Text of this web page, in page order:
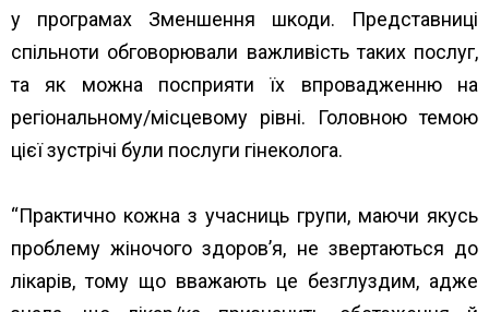
у програмах Зменшення шкоди. Представниці
спільноти обговорювали важливість таких послуг,
та як можна посприяти їх впровадженню на
регіональному/місцевому рівні. Головною темою
цієї зустрічі були послуги гінеколога.
“Практично кожна з учасниць групи, маючи якусь
проблему жіночого здоров’я, не звертаються до
лікарів, тому що вважають це безглуздим, адже